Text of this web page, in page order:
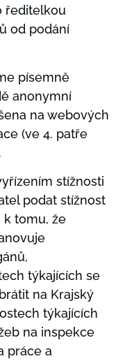
ředitelkou
od podání
písemně
anonymní
na webových
(ve 4. patře
stížnosti
podat stížnost
k tomu, že
týkajících se
na Krajský
týkajících
na inspekce
práce a